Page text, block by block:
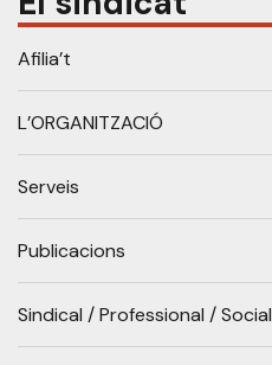
Afilia’t
L’ORGANITZACIÓ
Serveis
Publicacions
Sindical / Professional / Social